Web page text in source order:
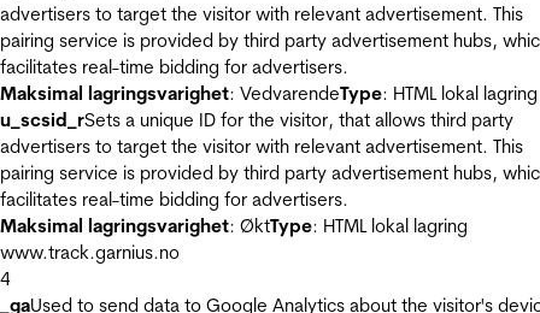
advertisers to target the visitor with relevant advertisement. This
pairing service is provided by third party advertisement hubs,
facilitates real-time bidding for advertisers.
Maksimal lagringsvarighet: VedvarendeType: HTML lokal lagring
u_scsid_rSets a unique ID for the visitor, that allows third party
advertisers to target the visitor with relevant advertisement. This
pairing service is provided by third party advertisement hubs,
facilitates real-time bidding for advertisers.
Maksimal lagringsvarighet: ØktType: HTML lokal lagring
www.track.garnius.no
4
_gaUsed to send data to Google Analytics about the visitor's